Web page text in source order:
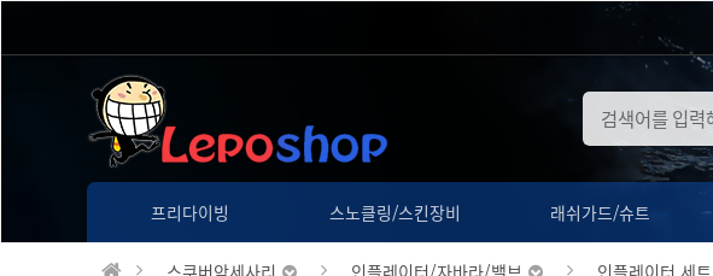
프리다이빙 스노클링/스킨장비 래쉬가드/슈트